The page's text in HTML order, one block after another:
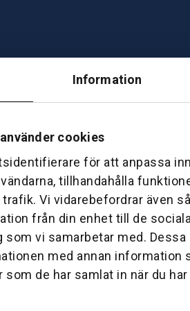
Information
cookies
för att anpassa
tillhandahålla
trafik. Vi vidarebefordrar även
från din enhet till de
som vi samarbetar med. Dessa
med annan information
de har samlat in när du